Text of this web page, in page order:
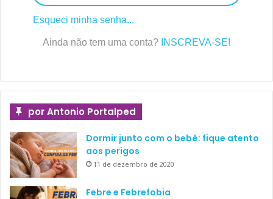
Esqueci minha senha...
Ainda não tem uma conta? INSCREVA-SE!
por Antonio Portalped
Dormir junto com o bebê: fique atento
aos perigos
11 de dezembro de 2020
Febre e Febrefobia